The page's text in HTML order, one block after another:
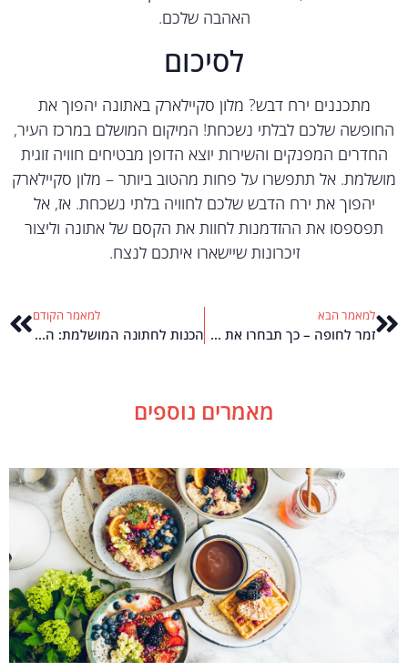
האהבה שלכם.
לסיכום
מתכננים ירח דבש? מלון סקיילארק באתונה יהפוך את
שלכם לבלתי נשכחת! המיקום המושלם במרכז העיר,
המפנקים והשירות יוצא הדופן מבטיחים חוויה זוגית
אל תתפשרו על פחות מהטוב ביותר – מלון סקיילארק
יהפוך את ירח הדבש שלכם לחוויה בלתי נשכחת. אז, אל
תפספסו את ההזדמנות לחוות את הקסם של אתונה וליצור
זיכרונות שיישארו איתכם לנצח.
למאמר הבא
זמר לחופה – כך תבחרו את השיר והזמר המושלמים לרגע המיוחד
למאמר הקודם
הכנות לחתונה המושלמת: המדריך המלא
מאמרים נוספים